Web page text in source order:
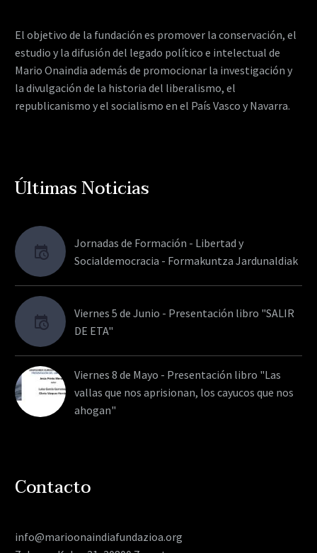
El objetivo de la fundación es promover la conservación, el
estudio y la difusión del legado político e intelectual de
Mario Onaindia además de promocionar la investigación y
la divulgación de la historia del liberalismo, el
republicanismo y el socialismo en el País Vasco y Navarra.
Últimas Noticias
Jornadas de Formación - Libertad y
Socialdemocracia - Formakuntza Jardunaldiak
Viernes 5 de Junio - Presentación libro "SALIR
DE ETA"
Viernes 8 de Mayo - Presentación libro "Las
vallas que nos aprisionan, los cayucos que nos
ahogan"
Contacto
info@marioonaindiafundazioa.org